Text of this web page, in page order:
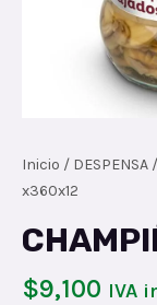
Inicio / DESPENSA /
x360x12
$9,100 IVA